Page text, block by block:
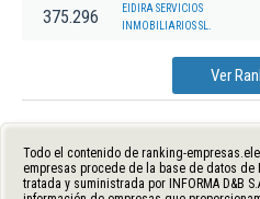
375.296
EIDIRA SERVICIOS
INMOBILIARIOS SL.
Ver
Todo el contenido de ranking-
empresas procede de la base de datos de
tratada y suministrada por INFORMA D&B